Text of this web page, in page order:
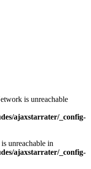
is unreachable
ajaxstarrater/_config-
unreachable in
ajaxstarrater/_config-